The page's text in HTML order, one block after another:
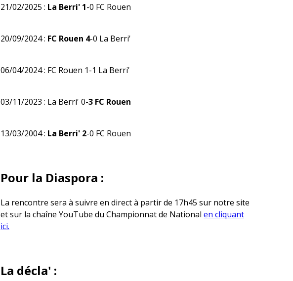
21/02/2025 : La Berri' 1-0 FC Rouen
20/09/2024 : FC Rouen 4-0 La Berri'
06/04/2024 : FC Rouen 1-1 La Berri'
03/11/2023 : La Berri' 0-3 FC Rouen
13/03/2004 : La Berri' 2-0 FC Rouen
Pour la Diaspora :
La rencontre sera à suivre en direct à partir de 17h45 sur notre site
et sur la chaîne YouTube du Championnat de National en cliquant
ici.
La décla' :